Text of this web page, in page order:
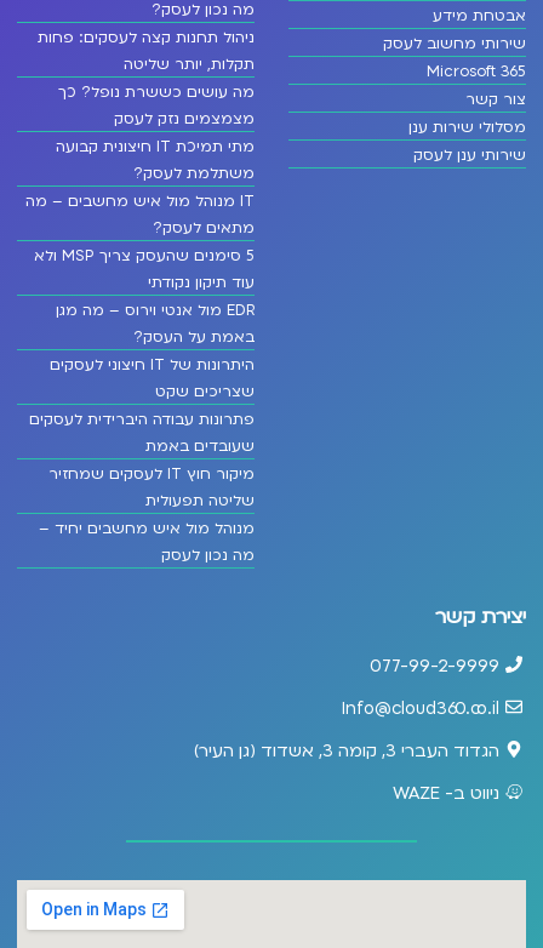
אבטחת מידע
שירותי מחשוב לעסק
Microsoft 365
צור קשר
מסלולי שירות ענן
שירותי ענן לעסק
מה נכון לעסק?
ניהול תחנות קצה לעסקים: פחות
תקלות, יותר שליטה
מה עושים כששרת נופל? כך
מצמצמים נזק לעסק
מתי תמיכת IT חיצונית קבועה
משתלמת לעסק?
IT מנוהל מול איש מחשבים – מה
מתאים לעסק?
5 סימנים שהעסק צריך MSP ולא
עוד תיקון נקודתי
EDR מול אנטי וירוס – מה מגן
באמת על העסק?
היתרונות של IT חיצוני לעסקים
שצריכים שקט
פתרונות עבודה היברידית לעסקים
שעובדים באמת
מיקור חוץ IT לעסקים שמחזיר
שליטה תפעולית
מנוהל מול איש מחשבים יחיד –
מה נכון לעסק
יצירת קשר
077-99-2-9999
Info@cloud360.co.il
הגדוד העברי 3, קומה 3, אשדוד (גן העיר)
ניווט ב- WAZE